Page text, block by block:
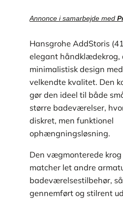
Annonce i samarbejde med
Hansgrohe AddStoris
elegant håndklædekrog,
minimalistisk design
velkendte kvalitet. Den
gør den ideel til både
større badeværelser,
diskret, men funktionel
ophængningsløsning.
Den vægmonterede
matcher let andre
badeværelsestilbehør,
gennemført og stilrent